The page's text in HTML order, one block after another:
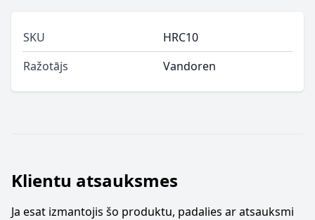
SKU
HRC10
Ražotājs
Vandoren
Klientu atsauksmes
Ja esat izmantojis šo produktu, padalies ar atsauksmi